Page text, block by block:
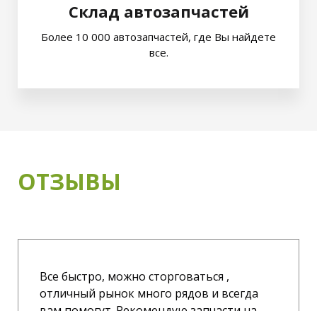
Склад автозапчастей
Более 10 000 автозапчастей, где Вы найдете
все.
ОТЗЫВЫ
Все быстро, можно сторговаться ,
отличный рынок много рядов и всегда